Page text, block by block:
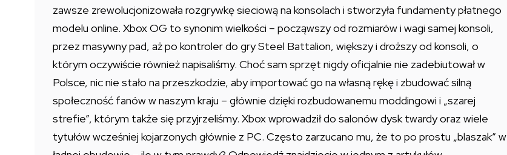
zawsze zrewolucjonizowała rozgrywkę sieciową na konsolach i stworzyła fundamenty płatnego
modelu online. Xbox OG to synonim wielkości – począwszy od rozmiarów i wagi samej konsoli,
przez masywny pad, aż po kontroler do gry Steel Battalion, większy i droższy od konsoli, o
którym oczywiście również napisaliśmy. Choć sam sprzęt nigdy oficjalnie nie zadebiutował w
Polsce, nic nie stało na przeszkodzie, aby importować go na własną rękę i zbudować silną
społeczność fanów w naszym kraju – głównie dzięki rozbudowanemu moddingowi i „szarej
strefie”, którym także się przyjrzeliśmy. Xbox wprowadził do salonów dysk twardy oraz wiele
tytułów wcześniej kojarzonych głównie z PC. Często zarzucano mu, że to po prostu „blaszak” w